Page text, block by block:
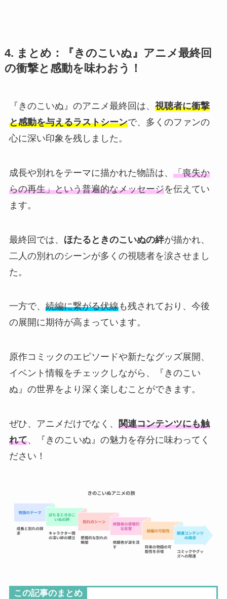
4. まとめ：『きのこいぬ』アニメ最終回
の衝撃と感動を味わおう！
『きのこいぬ』のアニメ最終回は、 視聴者に衝撃
と感動を与えるラストシーンで、多くのファンの
心に深い印象を残しました。
成長や別れをテーマに描かれた物語は、 「喪失か
らの再生」という普遍的なメッセージを伝えてい
ます。
最終回では、 ほたるときのこいぬの絆が描かれ、
二人の別れのシーンが多くの視聴者を涙させまし
た。
一方で、 続編に繋がる伏線も残されており、今後
の展開に期待が高まっています。
原作コミックのエピソードや新たなグッズ展開、
イベント情報をチェックしながら、『きのこい
ぬ』の世界をより深く楽しむことができます。
ぜひ、アニメだけでなく、 関連コンテンツにも触
れて、『きのこいぬ』の魅力を存分に味わってく
ださい！
この記事のまとめ